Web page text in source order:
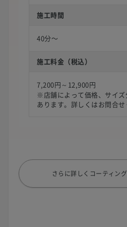
施工時間
40分〜
施工料金（税込）
7,200円～12,900円
※店舗によって価格、サイ
あります。詳しくはお問合せ
さらに詳しくコーティン